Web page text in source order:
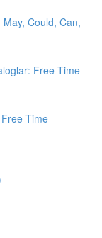
Could, Can,
Free Time
Free Time